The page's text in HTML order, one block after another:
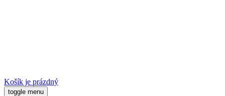
Košík je prázdný
toggle menu